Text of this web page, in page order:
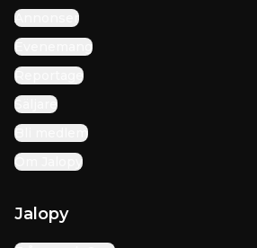
Annonser
Evenemang
Reportage
Säljare
Bli medlem
Om Jalopy
Jalopy